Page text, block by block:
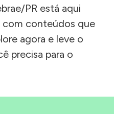
PR está aqui
com conteúdos que
agora e leve o
precisa para o